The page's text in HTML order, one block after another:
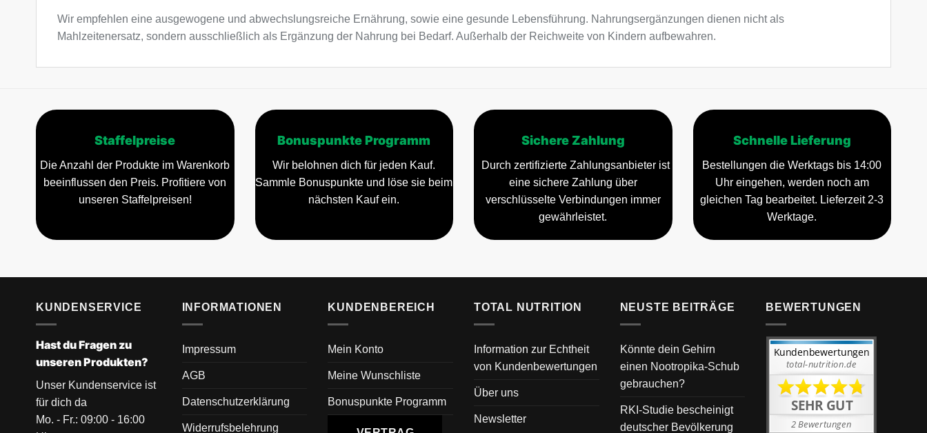
Wir empfehlen eine ausgewogene und abwechslungsreiche Ernährung, sowie eine gesunde Lebensführung. Nahrungsergänzungen dienen nicht als
Mahlzeitenersatz, sondern ausschließlich als Ergänzung der Nahrung bei Bedarf. Außerhalb der Reichweite von Kindern aufbewahren.
Staffelpreise
Die Anzahl der Produkte im Warenkorb
beeinflussen den Preis. Profitiere von
unseren Staffelpreisen!
Bonuspunkte Programm
Wir belohnen dich für jeden Kauf.
Sammle Bonuspunkte und löse sie beim
nächsten Kauf ein.
Sichere Zahlung
Durch zertifizierte Zahlungsanbieter ist
eine sichere Zahlung über
verschlüsselte Verbindungen immer
gewährleistet.
Schnelle Lieferung
Bestellungen die Werktags bis 14:00
Uhr eingehen, werden noch am
gleichen Tag bearbeitet. Lieferzeit 2-3
Werktage.
KUNDENSERVICE
Hast du Fragen zu
unseren Produkten?
Unser Kundenservice ist
für dich da
Mo. - Fr.: 09:00 - 16:00
INFORMATIONEN
Impressum
AGB
Datenschutzerklärung
Widerrufsbelehrung
KUNDENBEREICH
Mein Konto
Meine Wunschliste
Bonuspunkte Programm
TOTAL NUTRITION
Information zur Echtheit
von Kundenbewertungen
Über uns
Newsletter
NEUSTE BEITRÄGE
Könnte dein Gehirn
einen Nootropika-Schub
gebrauchen?
RKI-Studie bescheinigt
deutscher Bevölkerung
BEWERTUNGEN